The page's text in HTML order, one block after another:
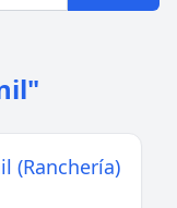
(Ranchería)